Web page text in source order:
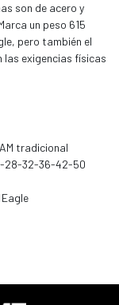
son de acero y
un peso 615
pero también el
las exigencias físicas
tradicional
28-32-36-42-50